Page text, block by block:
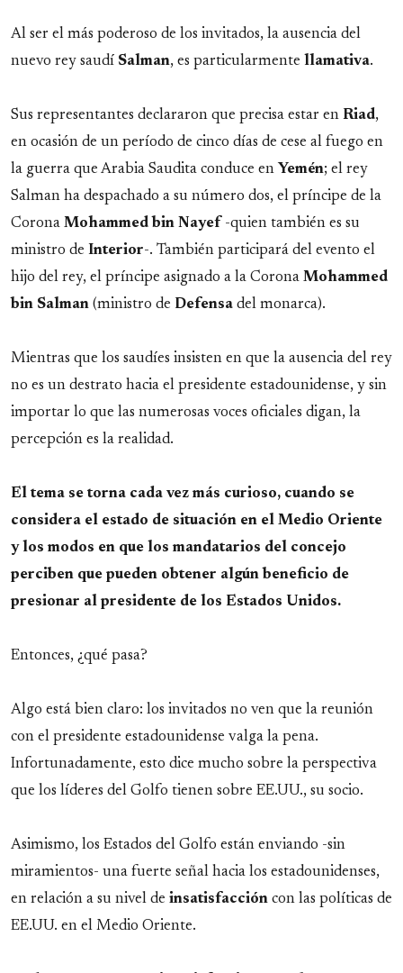
Al ser el más poderoso de los invitados, la ausencia del
nuevo rey saudí Salman, es particularmente llamativa.
Sus representantes declararon que precisa estar en Riad,
en ocasión de un período de cinco días de cese al fuego en
la guerra que Arabia Saudita conduce en Yemén; el rey
Salman ha despachado a su número dos, el príncipe de la
Corona Mohammed bin Nayef -quien también es su
ministro de Interior-. También participará del evento el
hijo del rey, el príncipe asignado a la Corona Mohammed
bin Salman (ministro de Defensa del monarca).
Mientras que los saudíes insisten en que la ausencia del rey
no es un destrato hacia el presidente estadounidense, y sin
importar lo que las numerosas voces oficiales digan, la
percepción es la realidad.
El tema se torna cada vez más curioso, cuando se
considera el estado de situación en el Medio Oriente
y los modos en que los mandatarios del concejo
perciben que pueden obtener algún beneficio de
presionar al presidente de los Estados Unidos.
Entonces, ¿qué pasa?
Algo está bien claro: los invitados no ven que la reunión
con el presidente estadounidense valga la pena.
Infortunadamente, esto dice mucho sobre la perspectiva
que los líderes del Golfo tienen sobre EE.UU., su socio.
Asimismo, los Estados del Golfo están enviando -sin
miramientos- una fuerte señal hacia los estadounidenses,
en relación a su nivel de insatisfacción con las políticas de
EE.UU. en el Medio Oriente.